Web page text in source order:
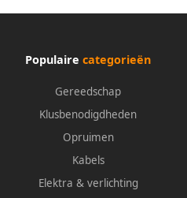
Populaire categorieën
Gereedschap
Klusbenodigdheden
Opruimen
Kabels
Elektra & verlichting